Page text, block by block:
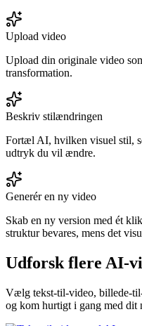
Upload video
Upload din originale video
transformation.
Beskriv stilændringen
Fortæl AI, hvilken visuel stil,
udtryk du vil ændre.
Generér en ny video
Skab en ny version med ét
struktur bevares, mens det
Udforsk flere AI-
Vælg tekst-til-video, billede-
og kom hurtigt i gang med dit